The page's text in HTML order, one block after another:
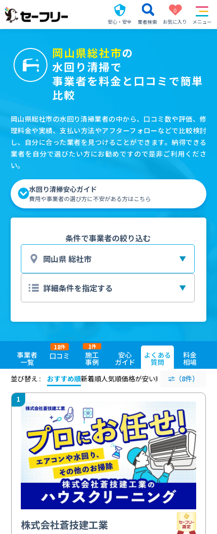
安心・安全 業者検索
0
お気に入り
メニュー
岡山県総社市の
水回り清掃で
事業者を料金と口コミで簡単
比較
岡山県総社市の水回り清掃業者の中から、口コミ数や評価、修
理料金や実績、支払い方法やアフターフォローなどで比較検討
し、自分に合った業者を見つけることができます。納得できる
業者を自分で選びたい方にお勧めですので是非ご利用くださ
い。
水回り清掃安心ガイド
費用や事業者の選び方に不安がある方はこちら
条件で事業者の絞り込む
事業者
一覧
口コミ
18件
施工
事例
1件
安心
ガイド
よくある
質問
料金
相場
並び替え :
おすすめ順新着順人気順価格が安い順 評価が高い順
（8件）
1
株式会社蒼技建工業